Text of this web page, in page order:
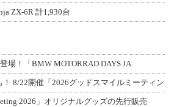
ZX-6R 計1,930台
場！「BMW MOTORRAD DAYS JA
8/22開催「2026グッドスマイルミーティン
2026」オリジナルグッズの先行販売